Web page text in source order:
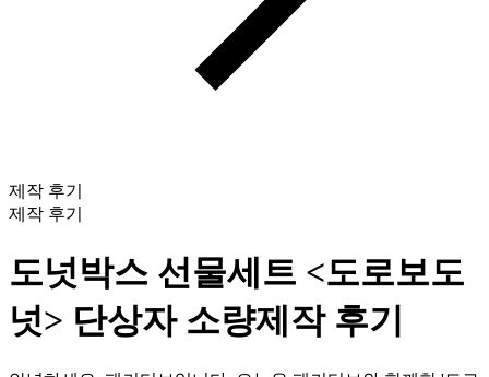
제작 후기
제작 후기
도넛박스 선물세트 <도로보도
넛> 단상자 소량제작 후기